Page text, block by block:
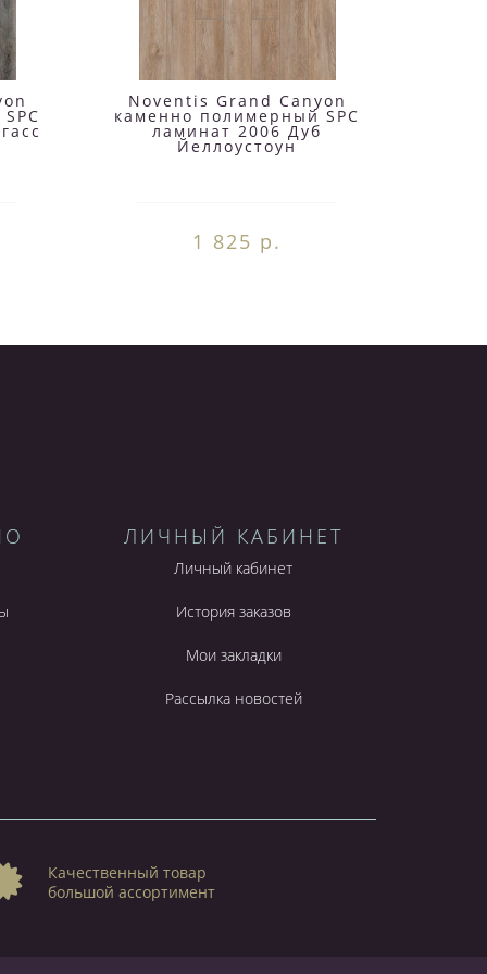
Noventis Grand Canyon
каменно полимерный SPC
ламинат 2006 Дуб
Йеллоустоун
1 825 р.
ЛИЧНЫЙ КАБИНЕТ
Личный кабинет
История заказов
Мои закладки
Рассылка новостей
Качественный товар
большой ассортимент